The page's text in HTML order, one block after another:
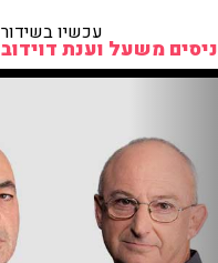
עכשיו בשידור
ניסים משעל וענת דוידוב